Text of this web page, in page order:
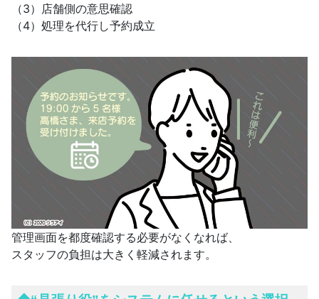
（3）店舗側の意思確認
（4）処理を代行し予約成立
管理画面を都度確認する必要がなくなれば、
スタッフの負担は大きく軽減されます。